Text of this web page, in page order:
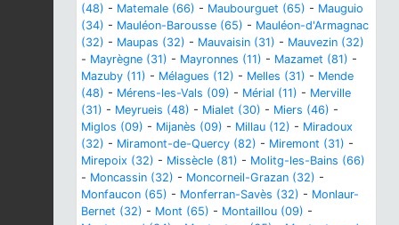
(48) - Matemale (66) - Maubourguet (65) - Mauguio
(34) - Mauléon-Barousse (65) - Mauléon-d'Armagnac
(32) - Maupas (32) - Mauvaisin (31) - Mauvezin (32)
- Mayrègne (31) - Mayronnes (11) - Mazamet (81) -
Mazuby (11) - Mélagues (12) - Melles (31) - Mende
(48) - Mérens-les-Vals (09) - Mérial (11) - Merville
(31) - Meyrueis (48) - Mialet (30) - Miers (46) -
Miglos (09) - Mijanès (09) - Millau (12) - Miradoux
(32) - Miramont-de-Quercy (82) - Miremont (31) -
Mirepoix (32) - Missècle (81) - Molitg-les-Bains (66)
- Moncassin (32) - Moncorneil-Grazan (32) -
Monfaucon (65) - Monferran-Savès (32) - Monlaur-
Bernet (32) - Mont (65) - Montaillou (09) -